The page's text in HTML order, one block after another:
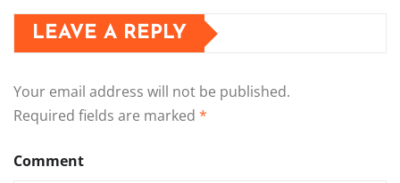
LEAVE A REPLY
Your email address will not be published.
Required fields are marked *
Comment